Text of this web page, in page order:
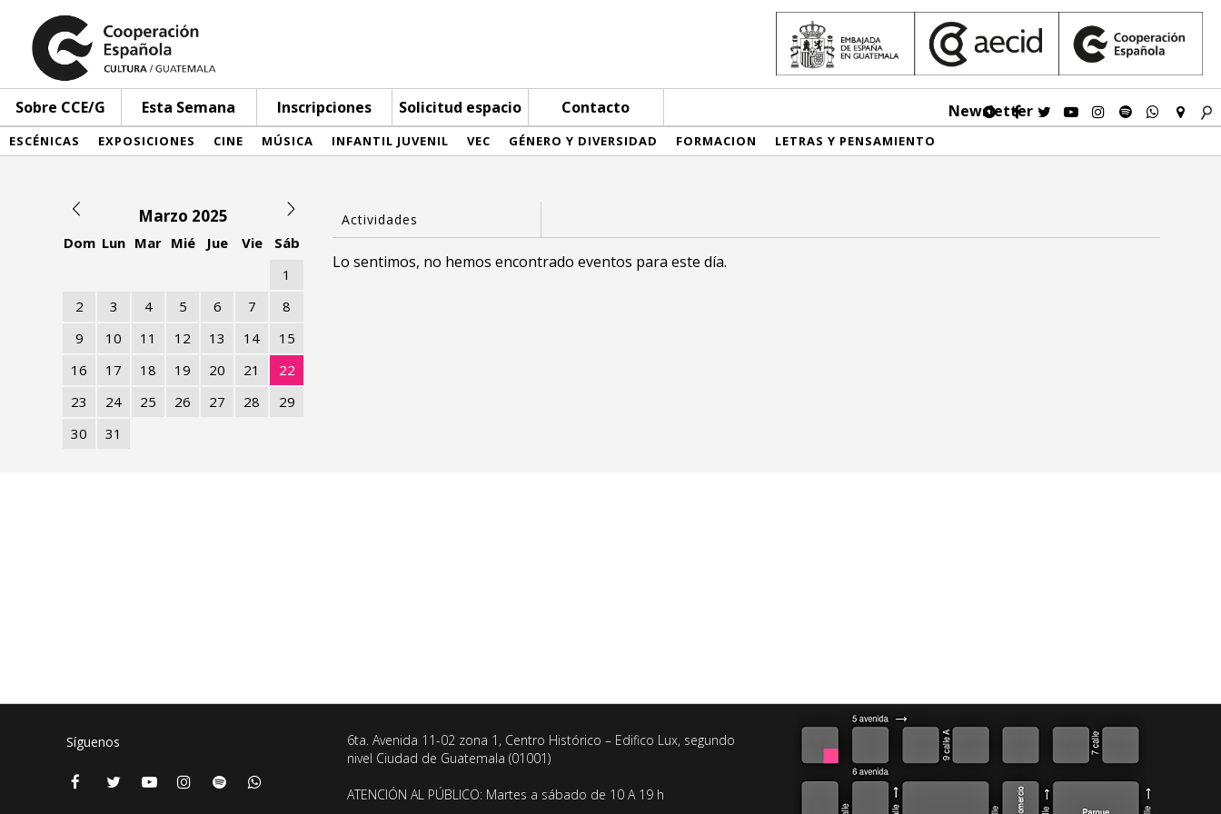
Sobre CCE/G Esta Semana Inscripciones Solicitud espacio Contacto Newsletter
ESCÉNICAS EXPOSICIONES CINE MÚSICA INFANTIL JUVENIL VEC GÉNERO Y DIVERSIDAD FORMACION LETRAS Y PENSAMIENTO
Marzo 2025
Dom Lun Mar Mié Jue Vie
Sáb
1
2
3 4 5 6 7
8
9
10 11 12 13 14
15
16
17 18 19 20 21
22
23
24 25 26 27 28
29
30
31
Lo sentimos, no hemos encontrado eventos para este día.
Síguenos
6ta. Avenida 11-02 zona 1, Centro Histórico – Edifico Lux, segundo
nivel Ciudad de Guatemala (01001)
ATENCIÓN AL PÚBLICO: Martes a sábado de 10 A 19 h